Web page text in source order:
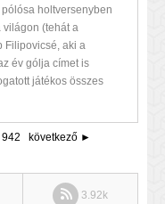
holtversenyben
világon (tehát a
Filipovicsé, aki a
év gólja címet is
játékos összes
942 következő ►
3.92k